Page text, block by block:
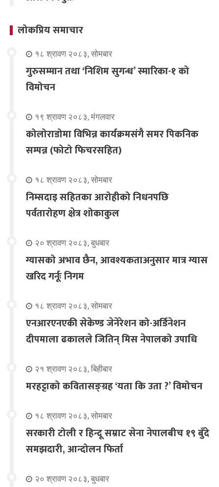
लोकप्रिय समाचार
१८ श्रावण २०८३, सोमबार
गुरुसम्मान तथा ‘निशिम सुगन्ध’ स्मारिका-१ को
विमोचन
१९ श्रावण २०८३, मंगलवार
कोलोराडोमा विभिन्न कार्यक्रमसंगै समर पिकनिक
सम्पन्न (फोटो फिचरसहित)
१८ श्रावण २०८३, सोमबार
निम्सदाइ सहितका आरोहीको निधनपछि
पर्वतारोहण क्षेत्र शोकाकुल
२० श्रावण २०८३, बुधबार
ग्यासको अभाव छैन, आवश्यकताअनुसार मात्र ग्यास
खरिद गर्नूः निगम
१८ श्रावण २०८३, सोमबार
एनआरएनएकी सेकेण्ड जेनेरेशन को-अर्डिनेशन
दीपमाला ढकालले जितिन् मिस नेपालको उपाधि
२१ श्रावण २०८३, बिहीबार
मरहट्टाको कवितासङ्ग्रह ‘यता कि उता ?’ विमोचन
१८ श्रावण २०८३, सोमबार
सरकारी टोली र हिन्दू सम्राट सेना नेपालबीच १९ बुँदे
समझदारी, आन्दोलन फिर्ता
२० श्रावण २०८३, बुधबार